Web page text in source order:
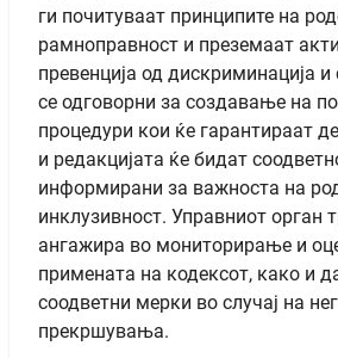
ги почитуваат принципите на
рамноправност и преземаат
превенција од дискриминација и
се одговорни за создавање на
процедури кои ќе гарантираат
и редакцијата ќе бидат
информирани за важноста на
инклузивност. Управниот орган
ангажира во мониторирање и
примената на кодексот, како и
соодветни мерки во случај на
прекршувања.